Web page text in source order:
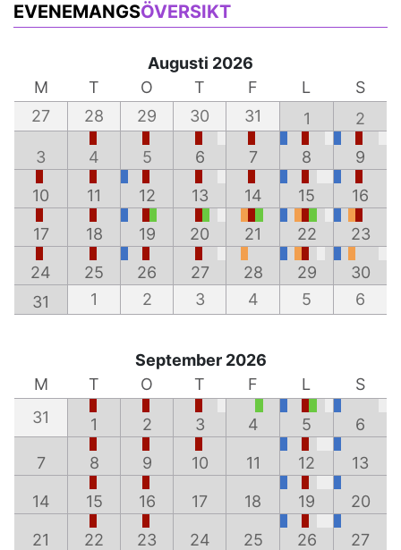
EVENEMANGSÖVERSIKT
Augusti 2026
M
T O T F L
S
27
28 29 30 31 1 2
3 4 5 6 7 8 9
10 11 12 13 14 15 16
17 18 19 20 21 22 23
24 25 26 27 28 29
30
31
1 2 3 4 5 6
September 2026
M
T O T F L
S
31
1 2 3 4 5 6
7 8 9 10 11 12 13
14 15 16 17 18 19 20
21 22 23 24 25 26 27